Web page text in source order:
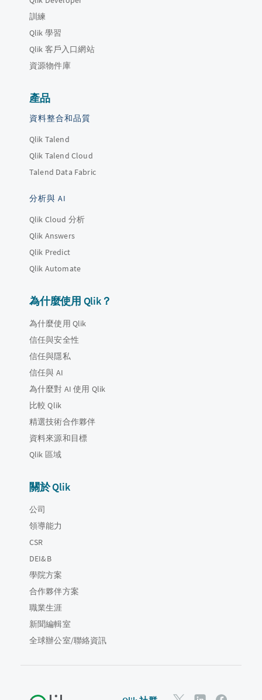
訓練
Qlik 學習
Qlik 客戶入口網站
資源物件庫
產品
資料整合和品質
Qlik Talend
Qlik Talend Cloud
Talend Data Fabric
分析與 AI
Qlik Cloud 分析
Qlik Answers
Qlik Predict
Qlik Automate
為什麼使用 Qlik？
為什麼使用 Qlik
信任與安全性
信任與隱私
信任與 AI
為什麼對 AI 使用 Qlik
比較 Qlik
精選技術合作夥伴
資料來源和目標
Qlik 區域
關於 Qlik
公司
領導能力
CSR
DEI&B
學院方案
合作夥伴方案
職業生涯
新聞編輯室
全球辦公室/聯絡資訊